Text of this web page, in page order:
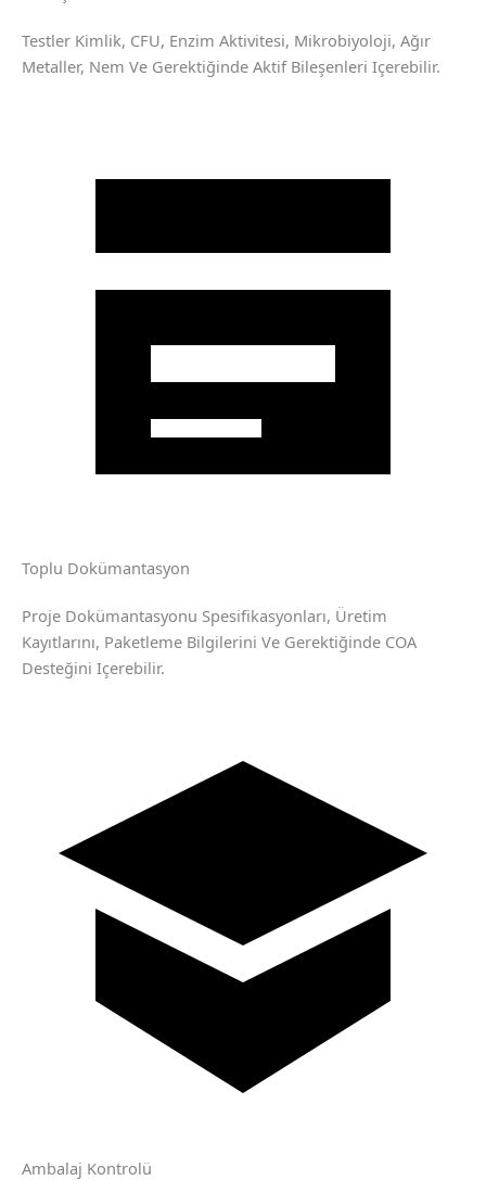
Testler Kimlik, CFU, Enzim Aktivitesi, Mikrobiyoloji, Ağır
Metaller, Nem Ve Gerektiğinde Aktif Bileşenleri Içerebilir.
Toplu Dokümantasyon
Proje Dokümantasyonu Spesifikasyonları, Üretim
Kayıtlarını, Paketleme Bilgilerini Ve Gerektiğinde COA
Desteğini Içerebilir.
Ambalaj Kontrolü